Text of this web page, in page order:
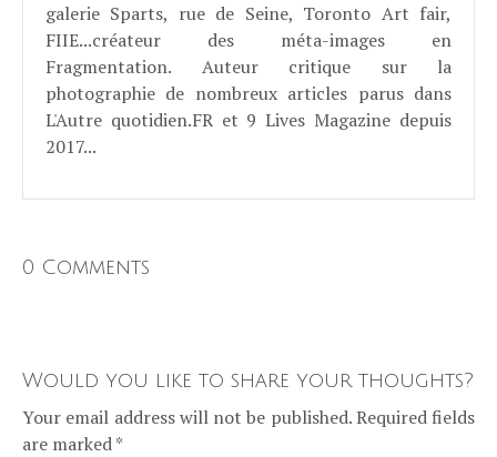
galerie Sparts, rue de Seine, Toronto Art fair,
FIIE...créateur des méta-images en
Fragmentation. Auteur critique sur la
photographie de nombreux articles parus dans
L'Autre quotidien.FR et 9 Lives Magazine depuis
2017...
0 Comments
Would you like to share your thoughts?
Your email address will not be published. Required fields
are marked *